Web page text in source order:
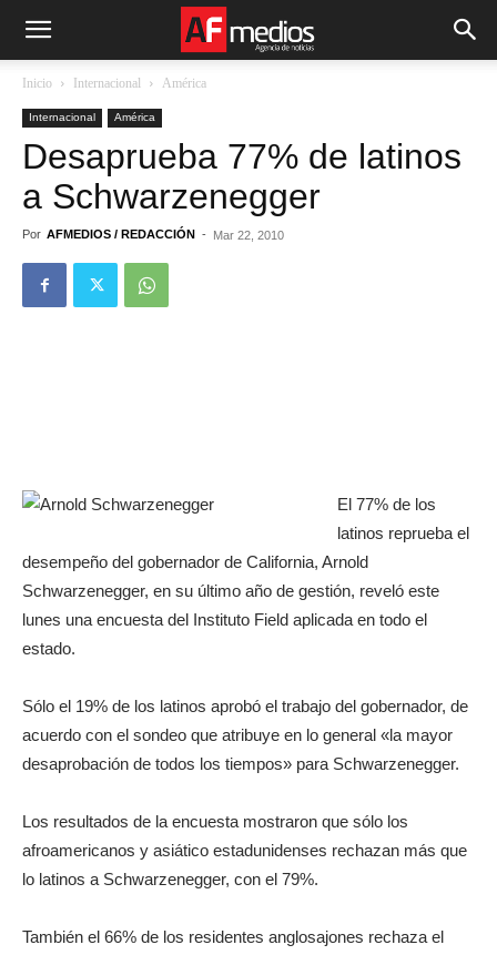
Inicio Internacional América
Internacional América
Desaprueba 77% de latinos
a Schwarzenegger
Por AFMEDIOS / REDACCIÓN - Mar 22, 2010
El 77% de los
latinos reprueba el
desempeño del gobernador de California, Arnold
Schwarzenegger, en su último año de gestión, reveló este
lunes una encuesta del Instituto Field aplicada en todo el
estado.
Sólo el 19% de los latinos aprobó el trabajo del gobernador, de
acuerdo con el sondeo que atribuye en lo general «la mayor
desaprobación de todos los tiempos» para Schwarzenegger.
Los resultados de la encuesta mostraron que sólo los
afroamericanos y asiático estadunidenses rechazan más que
lo latinos a Schwarzenegger, con el 79%.
También el 66% de los residentes anglosajones rechaza el